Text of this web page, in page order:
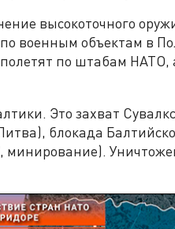
высокоточного
военным объектам в
по штабам НАТО,
Это захват
блокада
минирование).